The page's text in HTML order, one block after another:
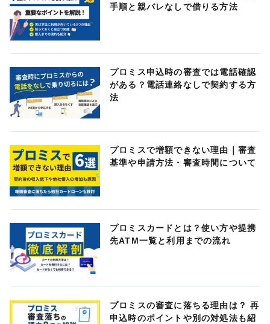
手順と親バレなしで借りる方法
プロミス申込時の審査では電話確認
がある？電話連絡なしで契約する方
法
プロミスで増額できない理由｜審査
基準や申請方法・審査時間について
プロミスカードとは？使い方や提携
先ATM一覧と利用までの流れ
プロミスの審査に落ちる理由は？ 再
申込時のポイントや別の対処法も紹